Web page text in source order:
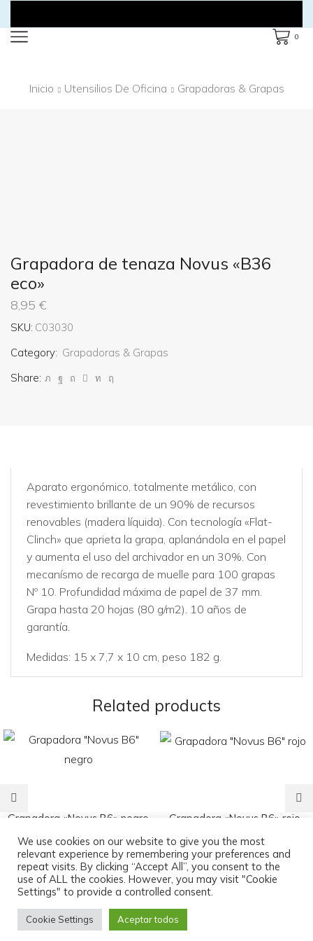
0
Inicio Utensilios De Oficina Grapadoras & Grapas
Grapadora de tenaza Novus «B36
eco»
8,95 €
SKU: C03030
Category: Grapadoras & Grapas
Share:
Aparato ergonómico, totalmente metálico, con
revestimiento brillante de un 90% de recursos
renovables (madera líquida). Con tecnología «Flat-
Clinch» que aprieta la grapa, aplanándola en el papel
y aumenta el uso del archivador en un 30%. Con
mecanísmo de recarga de muelle para 100 grapas
Nº 10. Profundidad máxima de papel de 37 mm.
Grapa hasta 20 hojas (80 g/m2). 10 años de
garantía.
Medidas: 15 x 7,7 x 10 cm, peso 182 g.
Related products
Grapadora «Novus B6» negro
18,95 €
Grapadora «Novus B6» rojo
18,95€
We use cookies on our website to give you the most
relevant experience by remembering your preferences and
repeat visits. By clicking “Accept All”, you consent to the
use of ALL the cookies. However, you may visit "Cookie
Settings" to provide a controlled consent.
Cookie Settings Aceptar todos